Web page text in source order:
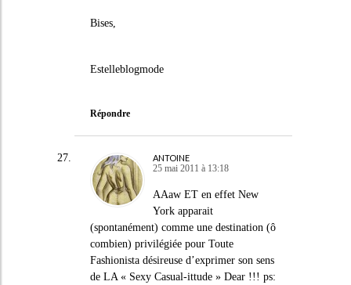
Bises,
Estelleblogmode
Répondre
ANTOINE
25 mai 2011 à 13:18
AAaw ET en effet New
York apparait
(spontanément) comme une destination (ô
combien) privilégiée pour Toute
Fashionista désireuse d’exprimer son sens
de LA « Sexy Casual-ittude » Dear !!! ps: